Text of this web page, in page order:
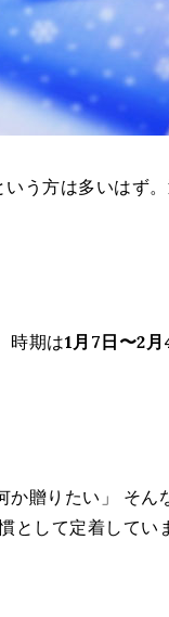
う方は多いはず
時期は1月7日〜2
か贈りたい」 そ
として定着してい